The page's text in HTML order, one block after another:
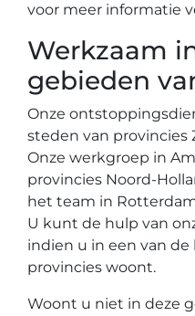
voor meer informatie
Werkzaam
gebieden
Onze
steden van provincies
Onze werkgroep in
provincies Noord-
het team in
U kunt de hulp van
indien u in een van
provincies woont.
Woont u niet in deze